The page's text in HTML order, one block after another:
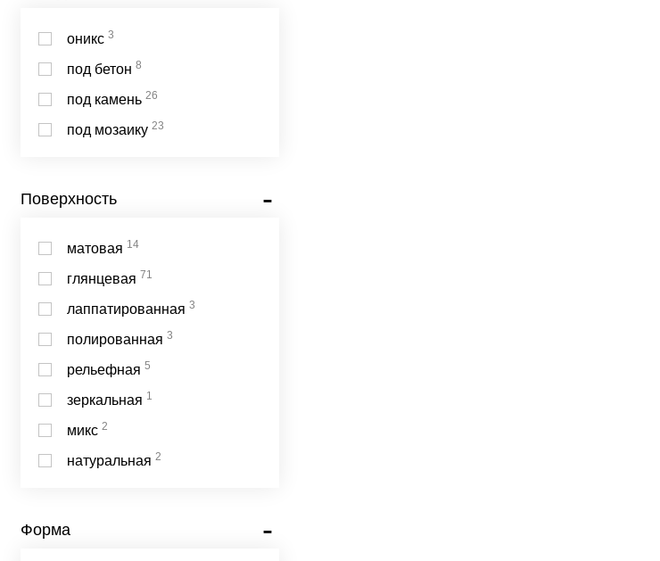
оникс 3
под бетон 8
под камень 26
под мозаику 23
Поверхность
матовая 14
глянцевая 71
лаппатированная 3
полированная 3
рельефная 5
зеркальная 1
микс 2
натуральная 2
Форма